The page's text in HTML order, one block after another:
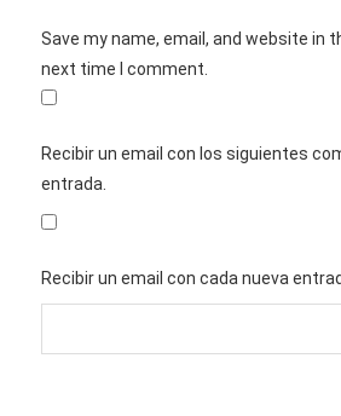
Save my name, email, and website in
next time I comment.
Recibir un email con los siguientes
entrada.
Recibir un email con cada nueva